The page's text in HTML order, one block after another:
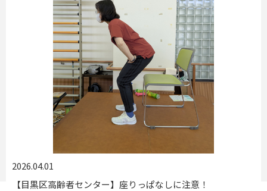
2026.04.01
【目黒区高齢者センター】座りっぱなしに注意！